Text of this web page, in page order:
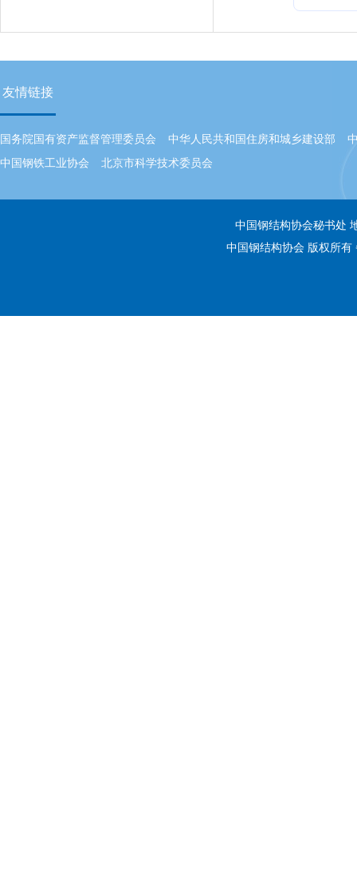
友情链接
国务院国有资产监督管理委员会 中华人民共和国住房和城乡建设部
中国钢铁工业协会
北京市科学技术委员会
中国钢结构协会秘书处
中国钢结构协会 版权所有